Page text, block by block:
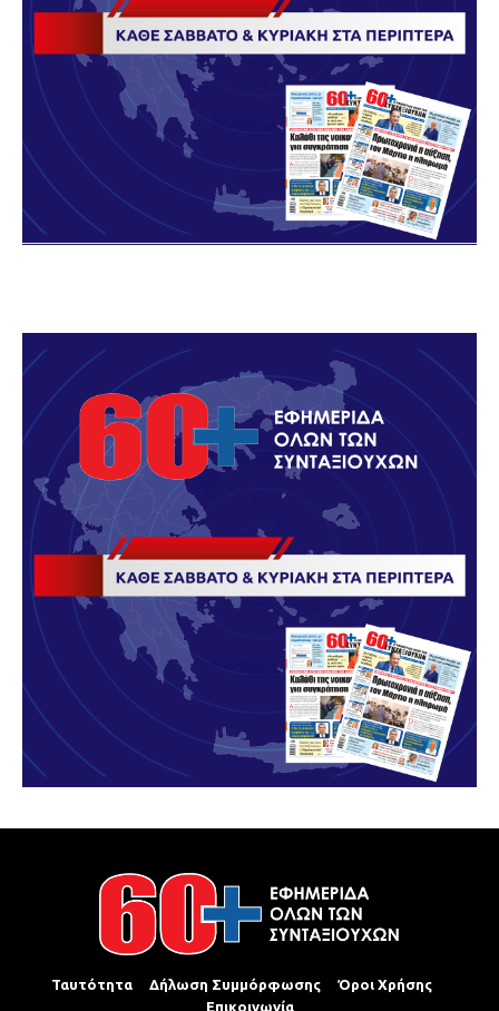
Ταυτότητα Δήλωση Συμμόρφωσης
Όροι Χρήσης
Επικοινωνία